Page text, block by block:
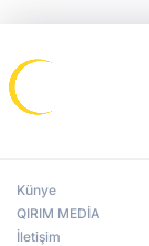
Künye
QIRIM MEDİA
İletişim